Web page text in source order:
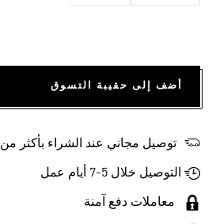
أضف إلى حقيبة التسوق
توصيل مجاني عند الشراء بأكثر من 60 ر.ع
التوصيل خلال 5-7 أيام عمل
معاملات دفع آمنة